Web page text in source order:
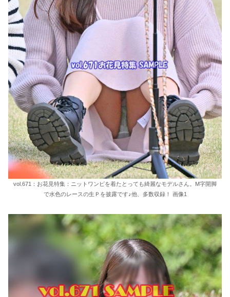
vol.671：お花見特集：ニットワンピを着たとっても綺麗なモデルさん。M字開脚
で水色のレースの生Ｐを披露です♪他、多数収録！ 画像1